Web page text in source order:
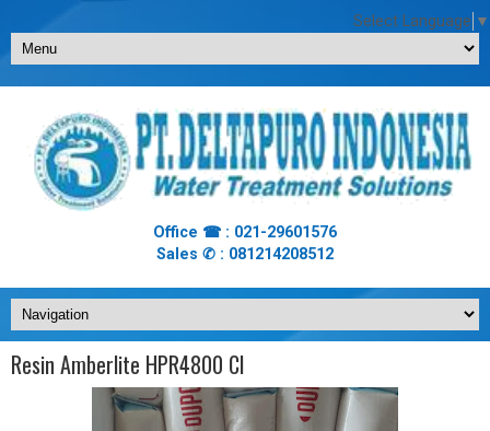
Select Language ▼
Office ☎ : 021-29601576
Sales ✆ : 081214208512
Resin Amberlite HPR4800 Cl